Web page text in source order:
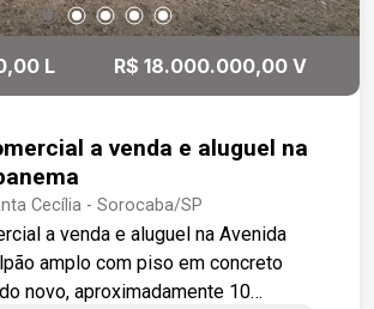
L R$ 18.000.000,00 V
a venda e aluguel na
Cecília - Sorocaba/SP
a venda e aluguel na Avenida
amplo com piso em concreto
novo, aproximadamente 10